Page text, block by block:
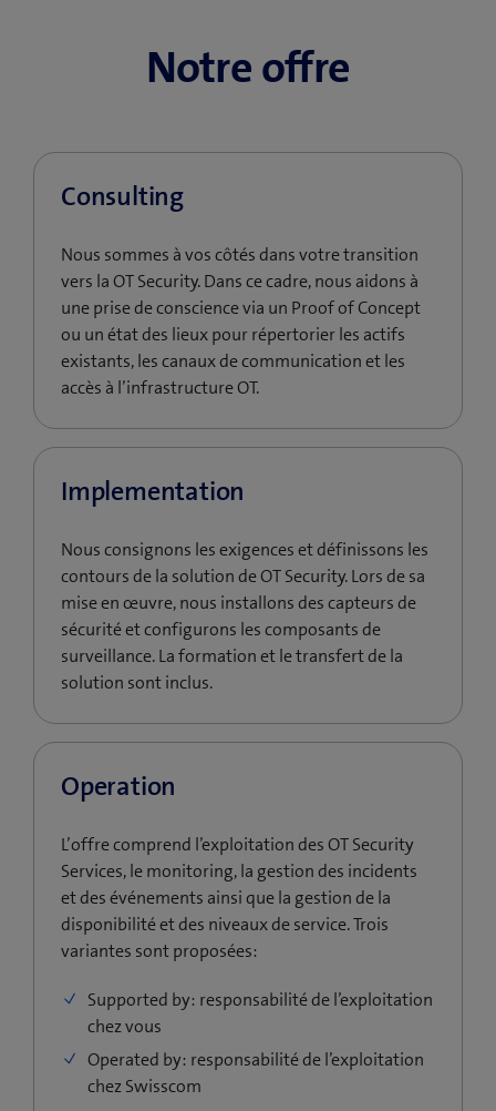
Notre offre
Consulting
Nous sommes à vos côtés dans votre transition
vers la OT Security. Dans ce cadre, nous aidons à
une prise de conscience via un Proof of Concept
ou un état des lieux pour répertorier les actifs
existants, les canaux de communication et les
accès à l’infrastructure OT.
Implementation
Nous consignons les exigences et définissons les
contours de la solution de OT Security. Lors de sa
mise en œuvre, nous installons des capteurs de
sécurité et configurons les composants de
surveillance. La formation et le transfert de la
solution sont inclus.
Operation
L’offre comprend l’exploitation des OT Security
Services, le monitoring, la gestion des incidents
et des événements ainsi que la gestion de la
disponibilité et des niveaux de service. Trois
variantes sont proposées:
Supported by: responsabilité de l’exploitation
chez vous
Operated by: responsabilité de l’exploitation
chez Swisscom